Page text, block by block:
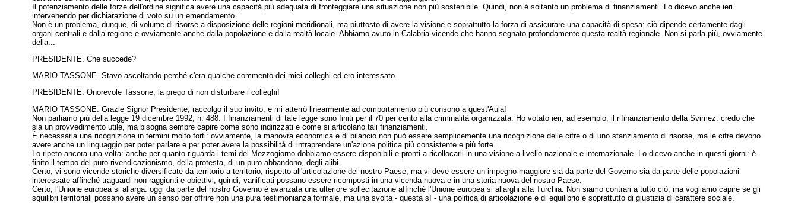
Il potenziamento delle forze dell'ordine significa avere una capacità più adeguata di fronteggiare una situazione non più sostenibile. Quindi, non è soltanto un problema di finanziamenti. Lo dicevo anche ieri
intervenendo per dichiarazione di voto su un emendamento.
Non è un problema, dunque, di volume di risorse a disposizione delle regioni meridionali, ma piuttosto di avere la visione e soprattutto la forza di assicurare una capacità di spesa: ciò dipende certamente dagli
organi centrali e dalla regione e ovviamente anche dalla popolazione e dalla realtà locale. Abbiamo avuto in Calabria vicende che hanno segnato profondamente questa realtà regionale. Non si parla più, ovviamente
della...
PRESIDENTE. Che succede?
MARIO TASSONE. Stavo ascoltando perché c'era qualche commento dei miei colleghi ed ero interessato.
PRESIDENTE. Onorevole Tassone, la prego di non disturbare i colleghi!
MARIO TASSONE. Grazie Signor Presidente, raccolgo il suo invito, e mi atterrò linearmente ad comportamento più consono a quest'Aula!
Non parliamo più della legge 19 dicembre 1992, n. 488. I finanziamenti di tale legge sono finiti per il 70 per cento alla criminalità organizzata. Ho votato ieri, ad esempio, il rifinanziamento della Svimez: credo che
sia un provvedimento utile, ma bisogna sempre capire come sono indirizzati e come si articolano tali finanziamenti.
È necessaria una ricognizione in termini molto forti: ovviamente, la manovra economica e di bilancio non può essere semplicemente una ricognizione delle cifre o di uno stanziamento di risorse, ma le cifre devono
avere anche un linguaggio per poter parlare e per poter avere la possibilità di intraprendere un'azione politica più consistente e più forte.
Lo ripeto ancora una volta: anche per quanto riguarda i temi del Mezzogiorno dobbiamo essere disponibili e pronti a ricollocarli in una visione a livello nazionale e internazionale. Lo dicevo anche in questi giorni: è
finito il tempo del puro rivendicazionismo, della protesta, di un puro abbandono, degli alibi.
Certo, vi sono vicende storiche diversificate da territorio a territorio, rispetto all'articolazione del nostro Paese, ma vi deve essere un impegno maggiore sia da parte del Governo sia da parte delle popolazioni
interessate affinché traguardi non raggiunti e obiettivi, quindi, vanificati possano essere ricomposti in una vicenda nuova e in una storia nuova del nostro Paese.
Certo, l'Unione europea si allarga: oggi da parte del nostro Governo è avanzata una ulteriore sollecitazione affinché l'Unione europea si allarghi alla Turchia. Non siamo contrari a tutto ciò, ma vogliamo capire se gli
squilibri territoriali possano avere un senso per offrire non una pura testimonianza formale, ma una svolta - questa sì - una politica di articolazione e di equilibrio e soprattutto di giustizia di carattere sociale.